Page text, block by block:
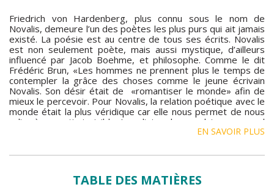
Friedrich von Hardenberg, plus connu sous le nom de
Novalis, demeure l’un des poètes les plus purs qui ait jamais
existé. La poésie est au centre de tous ses écrits. Novalis
est non seulement poète, mais aussi mystique, d’ailleurs
influencé par Jacob Boehme, et philosophe. Comme le dit
Frédéric Brun, «Les hommes ne prennent plus le temps de
contempler la grâce des choses comme le jeune écrivain
Novalis. Son désir était de «romantiser le monde» afin de
mieux le percevoir. Pour Novalis, la relation poétique avec le
monde était la plus véridique car elle nous permet de nous
relier à sa partie invisible. La religion du cœur lui correspond
parfaitement. Seul l’amour peut faire surgir le meilleur de
qualités. Seul l’amour peut améliorer notre relation avec le
l’amour peut faire éclore le génie poétique».Frédéric Brun
nous fait découvrir ce poète peu connu et nous offre un
EN SAVOIR PLUS
TABLE DES MATIÈRES